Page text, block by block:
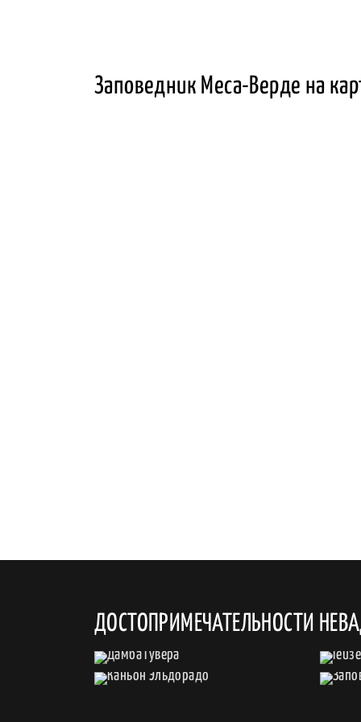
Заповедник Меса-Верде на
ДОСТОПРИМЕЧАТЕЛЬНОСТИ